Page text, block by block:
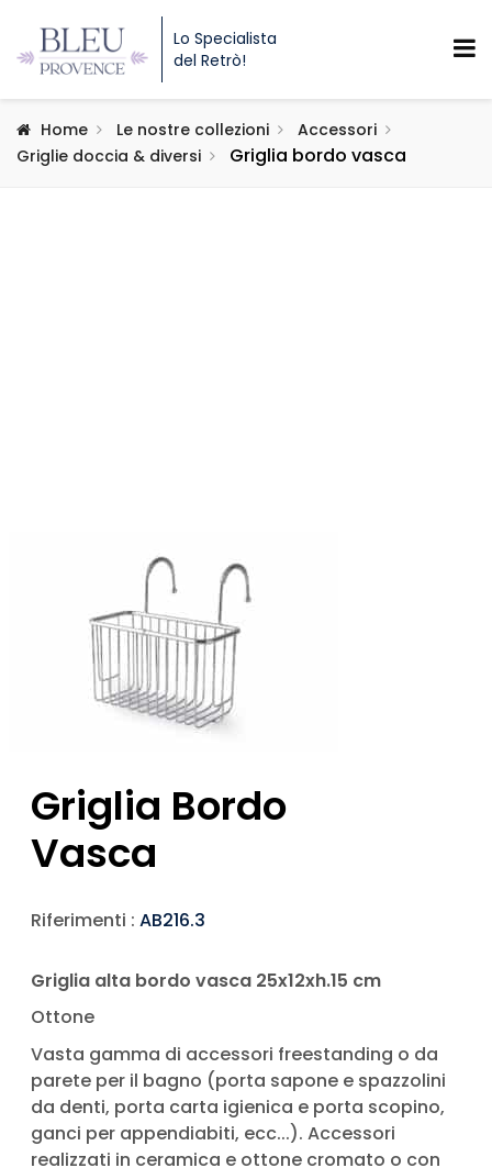
Lo Specialista
del Retrò!
Home Le nostre collezioni
Accessori
Griglie doccia & diversi
Griglia bordo vasca
Griglia Bordo
Vasca
Riferimenti : AB216.3
Griglia alta bordo vasca 25x12xh.15 cm
Ottone
Vasta gamma di accessori freestanding o da
parete per il bagno (porta sapone e spazzolini
da denti, porta carta igienica e porta scopino,
ganci per appendiabiti, ecc...). Accessori
realizzati in ceramica e ottone cromato o con